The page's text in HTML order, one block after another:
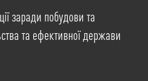
заради побудови та
та ефективної держави